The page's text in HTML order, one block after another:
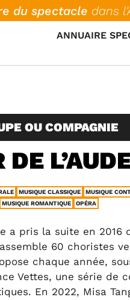
du spectacle dans
ANNUAIRE
OU COMPAGNIE
DE
MUSIQUE CLASSIQUE
MUSIQUE
MUSIQUE ROMANTIQUE OPÉRA
a pris la suite en 2016
60 choristes
chaque année,
Vettes, une série de
En 2022, Misa